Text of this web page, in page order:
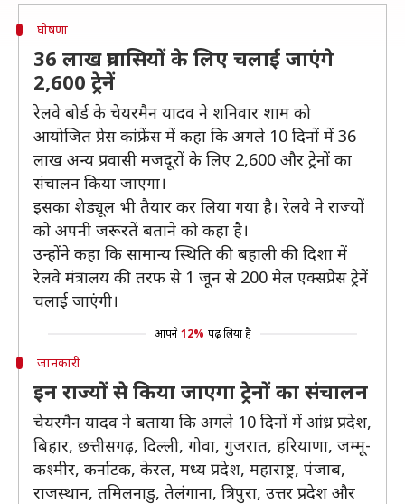
घोषणा
36 लाख प्रवासियों के लिए चलाई जाएंगे
2,600 ट्रेनें
रेलवे बोर्ड के चेयरमैन यादव ने शनिवार शाम को
आयोजित प्रेस कांफ्रेंस में कहा कि अगले 10 दिनों में 36
लाख अन्य प्रवासी मजदूरों के लिए 2,600 और ट्रेनों का
संचालन किया जाएगा।
इसका शेड्यूल भी तैयार कर लिया गया है। रेलवे ने राज्यों
को अपनी जरूरतें बताने को कहा है।
उन्होंने कहा कि सामान्य स्थिति की बहाली की दिशा में
रेलवे मंत्रालय की तरफ से 1 जून से 200 मेल एक्सप्रेस ट्रेनें
चलाई जाएंगी।
आपने 12% पढ़ लिया है
जानकारी
इन राज्यों से किया जाएगा ट्रेनों का संचालन
चेयरमैन यादव ने बताया कि अगले 10 दिनों में आंध्र प्रदेश,
बिहार, छत्तीसगढ़, दिल्ली, गोवा, गुजरात, हरियाणा, जम्मू-
कश्मीर, कर्नाटक, केरल, मध्य प्रदेश, महाराष्ट्र, पंजाब,
राजस्थान, तमिलनाडु, तेलंगाना, त्रिपुरा, उत्तर प्रदेश और